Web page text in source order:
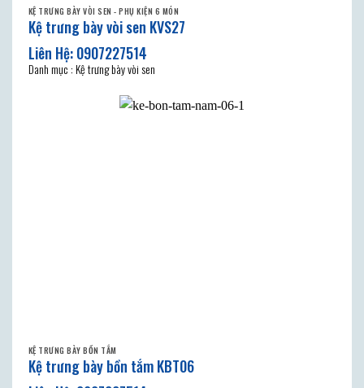
KỆ TRƯNG BÀY VÒI SEN - PHỤ KIỆN 6 MÓN
Kệ trưng bày vòi sen KVS27
Danh mục : Kệ trưng bày vòi sen
KỆ TRƯNG BÀY BỒN TẮM
Kệ trưng bày bồn tắm KBT06